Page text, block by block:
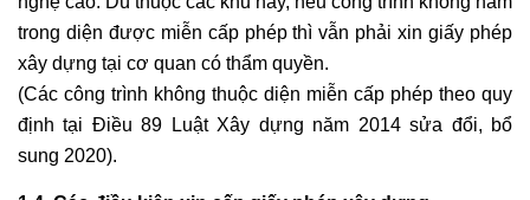
trong diện được miễn cấp phép thì vẫn phải xin giấy phép
xây dựng tại cơ quan có thẩm quyền.
(Các công trình không thuộc diện miễn cấp phép theo quy
định tại Điều 89 Luật Xây dựng năm 2014 sửa đổi, bổ
sung 2020).